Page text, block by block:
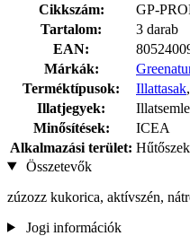
Cikkszám:
GP-
Tartalom:
3 darab
EAN:
Márkák:
Terméktípusok:
Illattasak
Illatjegyek:
Minősítések:
ICEA
Alkalmazási terület:
Összetevők
zúzozz kukorica, aktívszén,
Jogi információk